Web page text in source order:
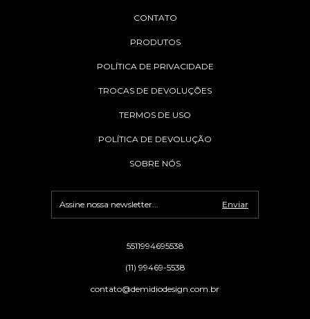
CONTATO
PRODUTOS
POLÍTICA DE PRIVACIDADE
TROCAS DE DEVOLUÇÕES
TERMOS DE USO
POLÍTICA DE DEVOLUÇÃO
SOBRE NÓS
5511994695538
(11) 99469-5538
contato@demidiodesign.com.br